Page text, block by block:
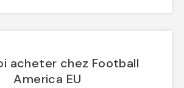
acheter chez Football
America EU